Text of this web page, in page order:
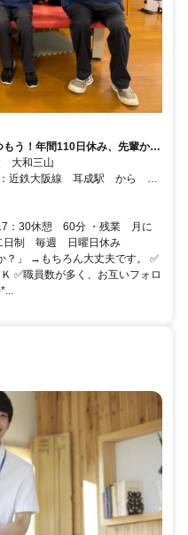
う！年間110日休み、先輩から
大和三山
：30休憩 60分 ・残業 月に
日制 毎週 日曜日休み
？」 →もちろん大丈夫です。 ✅
✅職員数が多く、お互いフォロ